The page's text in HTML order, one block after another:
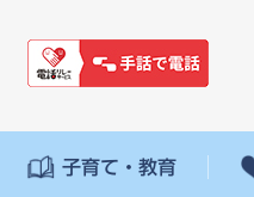
子育て・教育